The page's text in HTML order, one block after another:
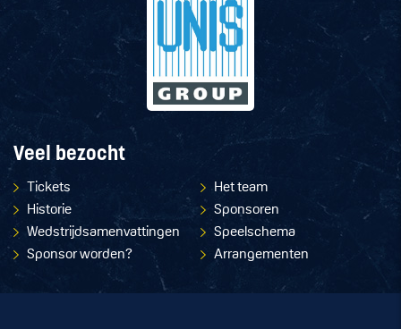
Veel bezocht
Tickets
Het team
Historie
Sponsoren
Wedstrijdsamenvattingen
Speelschema
Sponsor worden?
Arrangementen